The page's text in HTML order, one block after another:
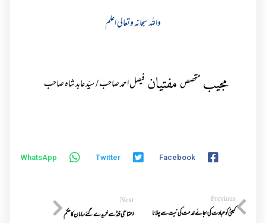
واللہ سبحانہ وتعالی اعلم
مجیب متخصص مفتیان فیصل احمد صاحب / سیّد عابد شاہ صاحب
Facebook
Twitter
WhatsApp
Previous
کمیٹی کو عبادت کی بجائے خدمت کی نیت سے چلانا
Next
اجتماعی فنڈ سے خریدے گئے سامان کا حکم